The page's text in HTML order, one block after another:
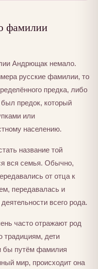
фамилии
Андрющак немало.
русские фамилии, то
предка, либо
предок, который
или
населению.
название той
вся семья. Обычно,
от отца к
передавалась и
всего рода.
часто отражают род
традициям, дети
бы путём фамилия
мир, происходит она